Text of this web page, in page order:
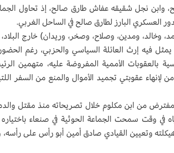
وابن نجل شقيقه عفاش طارق صالح، إذ تحاول
العسكري البارز لطارق صالح في الساحل الغربي.
ومدين، وصلاح، وصخر، وريدان) خارج البلاد،
فيه إرث العائلة السياسي والحزبي، رغم
بالعقوبات الأممية المفروضة عليه، متهمين
عقوبتي تجميد الأموال والمنع من السفر
من ابن مكلوم خلال تصريحاته منذ مقتل
في وقت سمحت الجماعة الحوثية في صنعاء
وتعيين القيادي صادق أمين أبو رأس على